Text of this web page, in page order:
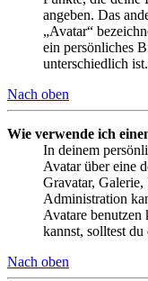
angeben. Das
„Avatar“
ein persönliches
unterschiedlich ist.
Nach oben
Wie verwende ich
In deinem
Avatar über eine
Gravatar,
Administration
Avatare benutzen
kannst, solltest
Nach oben